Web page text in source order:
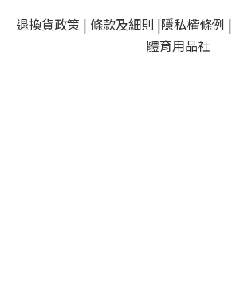
退換貨政策 | 條款及細則 |隱私權條例 |
體育用品社